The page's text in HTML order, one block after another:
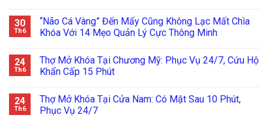
30
Th6
“Não Cá Vàng” Đến Mấy Cũng Không Lạc Mất Chìa
Khóa Với 14 Mẹo Quản Lý Cực Thông Minh
24
Th6
Thợ Mở Khóa Tại Chương Mỹ: Phục Vụ 24/7, Cứu Hộ
Khẩn Cấp 15 Phút
24
Th6
Thợ Mở Khóa Tại Cửa Nam: Có Mặt Sau 10 Phút,
Phục Vụ 24/7